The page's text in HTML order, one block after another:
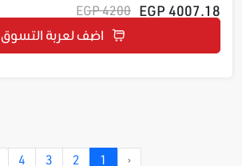
4007.18 EGP
4200 EGP
اضف لعربة التسوق
‹
1
2
3
4